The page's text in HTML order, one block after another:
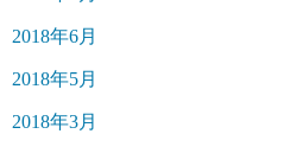
2018年6月
2018年5月
2018年3月